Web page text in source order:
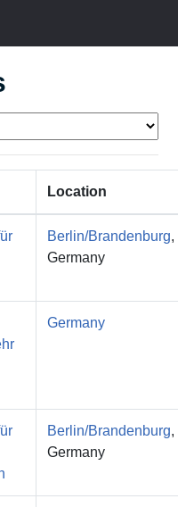
Location
Berlin/Brandenburg,
Germany
Germany
Berlin/Brandenburg,
Germany